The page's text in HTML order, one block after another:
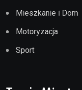
Mieszkanie i Dom
Motoryzacja
Sport